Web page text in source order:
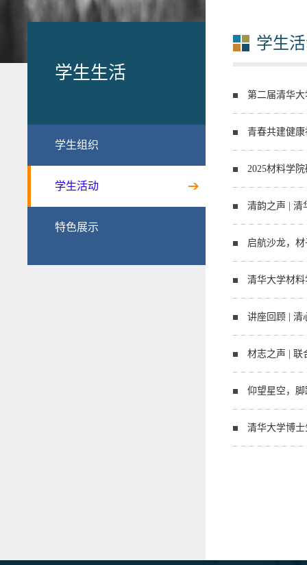
学生生活
学生组织
学生活动
特色展示
学生
第二届清华
青春共建健
2025材料学
清韵之声 | 清
启航沙龙，
清华大学材
讲座回顾 |
材志之声 | 联
仰望星空，
清华大学博